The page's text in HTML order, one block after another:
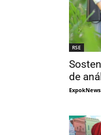
RSE
de
ExpokNews